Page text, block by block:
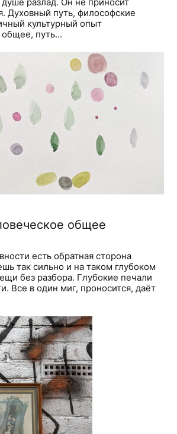
Духовный путь, философские
культурный опыт
путь...
общее
есть обратная сторона
так сильно и на таком глубоком
без разбора. Глубокие печали
Все в один миг, проносится, даёт